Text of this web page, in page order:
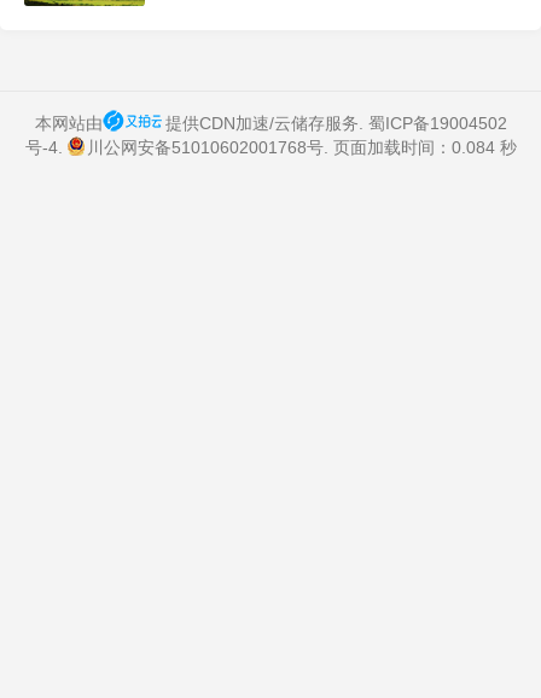
本网站由 提供CDN加速/云储存服务. 蜀ICP备19004502
号-4. 川公网安备51010602001768号. 页面加载时间：0.084 秒